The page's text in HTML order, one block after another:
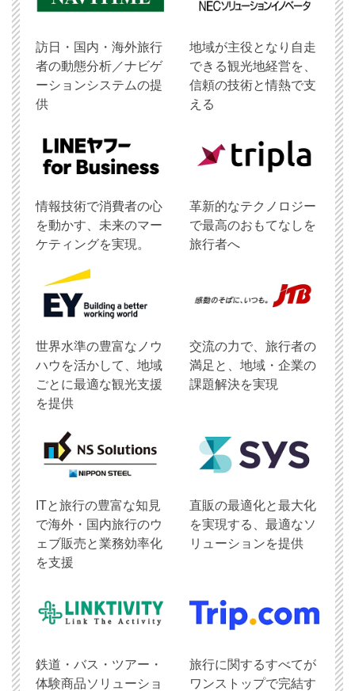
訪日・国内・海外旅行
者の動態分析／ナビゲ
ーションシステムの提
供
地域が主役となり自走
できる観光地経営を、
信頼の技術と情熱で支
える
情報技術で消費者の心
を動かす、未来のマー
ケティングを実現。
革新的なテクノロジー
で最高のおもてなしを
旅行者へ
世界水準の豊富なノウ
ハウを活かして、地域
ごとに最適な観光支援
を提供
交流の力で、旅行者の
満足と、地域・企業の
課題解決を実現
ITと旅行の豊富な知見
で海外・国内旅行のウ
ェブ販売と業務効率化
を支援
直販の最適化と最大化
を実現する、最適なソ
リューションを提供
鉄道・バス・ツアー・
体験商品ソリューショ
旅行に関するすべてが
ワンストップで完結す